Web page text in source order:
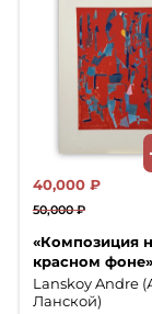
«Композиция
красном фоне»
Lanskoy Andre
Ланской)
50,000₽
цена
составляла
50,000 ₽.
40,000 ₽
цена:
40,000 ₽.